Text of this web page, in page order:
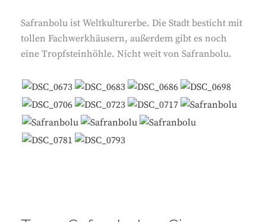
Safranbolu ist Weltkulturerbe. Die Stadt besticht mit
tollen Fachwerkhäusern, außerdem gibt es noch
eine Tropfsteinhöhle. Nicht weit von Safranbolu.